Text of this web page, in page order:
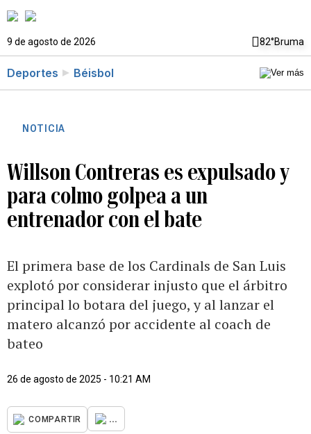
9 de agosto de 2026 82°Bruma
Deportes Béisbol
NOTICIA
Willson Contreras es expulsado y
para colmo golpea a un
entrenador con el bate
El primera base de los Cardinals de San Luis
explotó por considerar injusto que el árbitro
principal lo botara del juego, y al lanzar el
matero alcanzó por accidente al coach de
bateo
26 de agosto de 2025 - 10:21 AM
COMPARTIR ...